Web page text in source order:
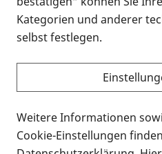
Alle Infomaterialien in
Formaten an einem Ort
Sie möchten wissen, wie
suchen und dieses
können? Schauen Sie sich
Thema Infomaterial auf
für blinde und
Kategorien und anderer
selbst festlegen.
Weitere Informationen
Cookie-Einstellungen